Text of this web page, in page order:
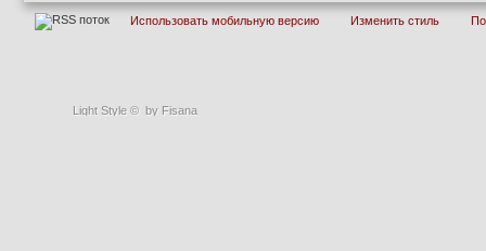
Light Style © by Fisana
Использовать мобильную версию Изменить стиль